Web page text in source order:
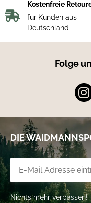
Kostenfreie
für Kunden aus
Deutschland
Folge
DIE
Nichts mehr verpassen!